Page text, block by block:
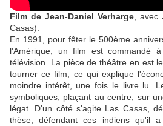
Film de Jean-Daniel Verharge ,
Casas).
En 1991, pour fêter le 500ème
l'Amérique, un film est commandé à
télévision. La pièce de théâtre en est
tourner ce film, ce qui explique
moindre intérêt, une fois le livre lu.
symboliques, plaçant au centre, sur
légat. D'un côté s'agite Las Casas,
thèse, défendant ces indiens qu'il